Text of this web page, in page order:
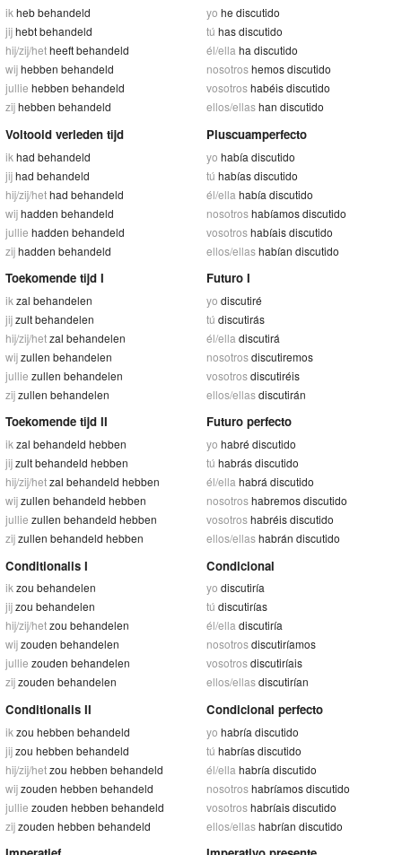
ikheb behandeld
jijhebt behandeld
hij/zij/hetheeft behandeld
wijhebben behandeld
jullie hebben behandeld
zijhebben behandeld
yo he discutido
tú has discutido
él/ellaha discutido
nosotroshemos discutido
vosotroshabéis discutido
ellos/ellashan discutido
Voltooid verleden tijd
ik had behandeld
jijhad behandeld
hij/zij/hethad behandeld
wijhadden behandeld
jullie hadden behandeld
zijhadden behandeld
Pluscuamperfecto
yo había discutido
tú habías discutido
él/ella había discutido
nosotroshabíamos discutido
vosotroshabíais discutido
ellos/ellashabían discutido
Toekomende tijd I
ik zal behandelen
jijzult behandelen
hij/zij/hetzal behandelen
wijzullen behandelen
jullie zullen behandelen
zijzullen behandelen
Futuro I
yo discutiré
tú discutirás
él/ella discutirá
nosotrosdiscutiremos
vosotrosdiscutiréis
ellos/ellasdiscutirán
Toekomende tijd II
ik zal behandeld hebben
jijzult behandeld hebben
hij/zij/hetzal behandeld hebben
wijzullen behandeld hebben
jullie zullen behandeld hebben
zijzullen behandeld hebben
Futuro perfecto
yo habré discutido
tú habrás discutido
él/ella habrá discutido
nosotroshabremos discutido
vosotroshabréis discutido
ellos/ellashabrán discutido
Conditionalis I
ik zou behandelen
jijzou behandelen
hij/zij/hetzou behandelen
wijzouden behandelen
jullie zouden behandelen
zijzouden behandelen
Condicional
yo discutiría
tú discutirías
él/ella discutiría
nosotrosdiscutiríamos
vosotrosdiscutiríais
ellos/ellasdiscutirían
Conditionalis II
ik zou hebben behandeld
jijzou hebben behandeld
hij/zij/hetzou hebben behandeld
wijzouden hebben behandeld
jullie zouden hebben behandeld
zijzouden hebben behandeld
Condicional perfecto
yo habría discutido
tú habrías discutido
él/ella habría discutido
nosotroshabríamos discutido
vosotroshabríais discutido
ellos/ellashabrían discutido